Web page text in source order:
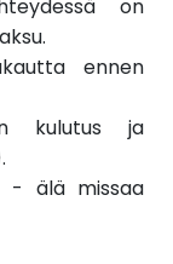
on
ennen
kulutus ja
- älä missaa